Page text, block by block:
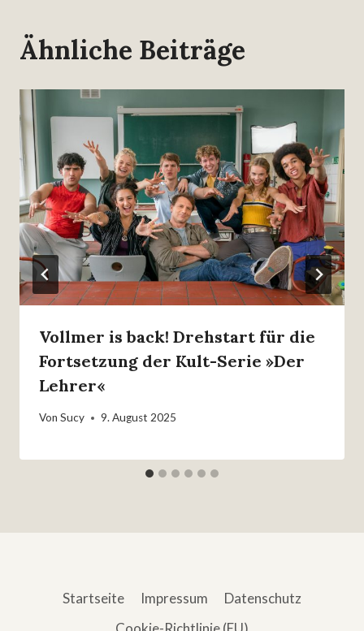
Ähnliche Beiträge
Vollmer is back! Drehstart für die
Fortsetzung der Kult-Serie »Der
Lehrer«
Von Sucy 9. August 2025
Startseite Impressum
Datenschutz